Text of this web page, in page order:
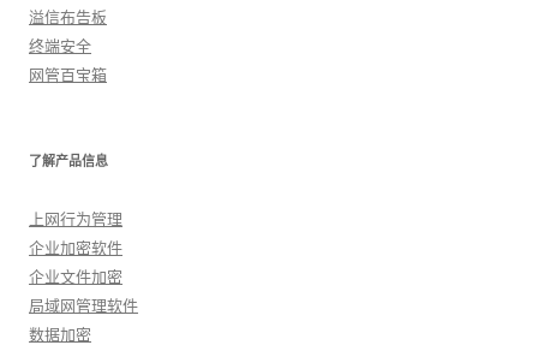
溢信布告板
终端安全
网管百宝箱
了解产品信息
上网行为管理
企业加密软件
企业文件加密
局域网管理软件
数据加密